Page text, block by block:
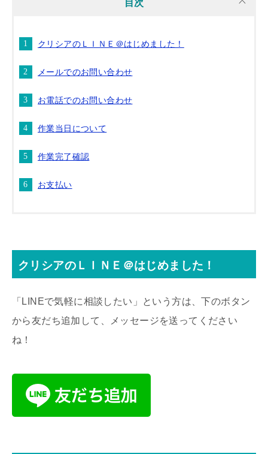
目次
クリシアのＬＩＮＥ＠はじめました！
メールでのお問い合わせ
お電話でのお問い合わせ
作業当日について
作業完了確認
お支払い
クリシアのＬＩＮＥ＠はじめました！
「LINEで気軽に相談したい」という方は、下のボタン
から友だち追加して、メッセージを送ってください
ね！